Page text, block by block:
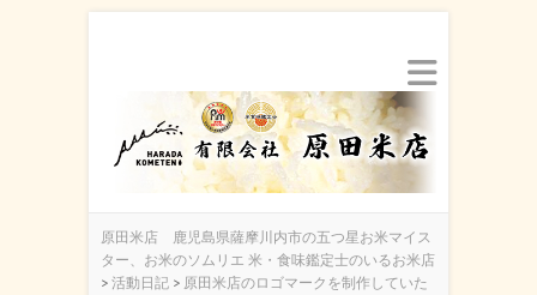
原田米店 鹿児島県薩摩川内市の五つ星お米マイス
ター、お米のソムリエ 米・食味鑑定士のいるお米店
> 活動日記 > 原田米店のロゴマークを制作していた